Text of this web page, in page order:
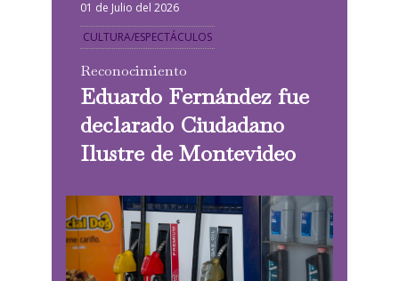
01 de Julio del 2026
CULTURA/ESPECTÁCULOS
Reconocimiento
Eduardo Fernández fue
declarado Ciudadano
Ilustre de Montevideo